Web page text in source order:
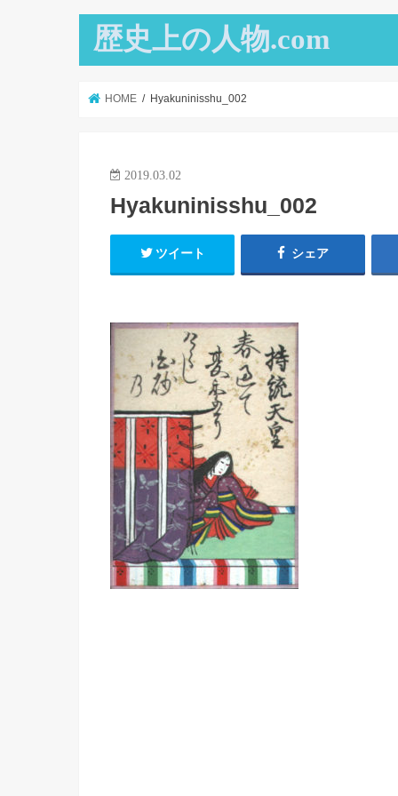
歴史上の人物.com
HOME Hyakuninisshu_002
2019.03.02
Hyakuninisshu_002
ツイート シェア